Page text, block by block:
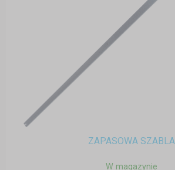
ZAPASOWA SZABLA
W magazynie